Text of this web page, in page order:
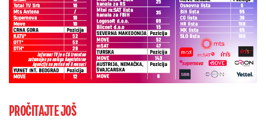
PROČITAJTE JOŠ